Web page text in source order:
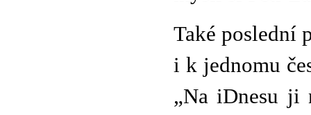
Také poslední
i k jednomu
„Na iDnesu ji